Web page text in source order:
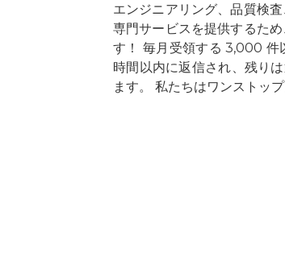
エンジニアリング、品質検
専門サービスを提供するた
す！ 毎月受領する 3,000 件
時間以内に返信され、残り
ます。 私たちはワンストッ